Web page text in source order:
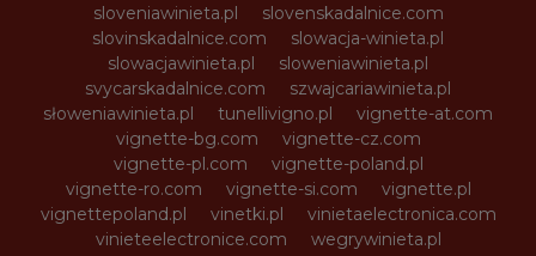
sloveniawinieta.pl
slovenskadalnice.com
slovinskadalnice.com
slowacja-winieta.pl
slowacjawinieta.pl
sloweniawinieta.pl
svycarskadalnice.com
szwajcariawinieta.pl
słoweniawinieta.pl
tunellivigno.pl
vignette-at.com
vignette-bg.com
vignette-cz.com
vignette-pl.com
vignette-poland.pl
vignette-ro.com
vignette-si.com
vignette.pl
vignettepoland.pl
vinetki.pl
vinietaelectronica.com
vinieteelectronice.com
wegrywinieta.pl